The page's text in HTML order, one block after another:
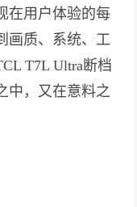
在用户体验的每
画质、系统、工
T7L Ultra断档
中，又在意料之